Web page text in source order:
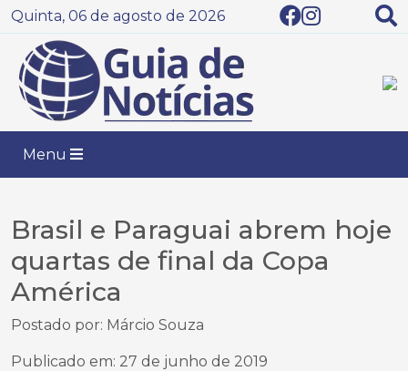
Quinta, 06 de agosto de 2026
Menu
Brasil e Paraguai abrem hoje
quartas de final da Copa
América
Postado por: Márcio Souza
Publicado em: 27 de junho de 2019